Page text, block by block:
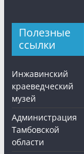
Полезные
ссылки
Инжавинский
краеведческий
музей
Администрация
Тамбовской
области